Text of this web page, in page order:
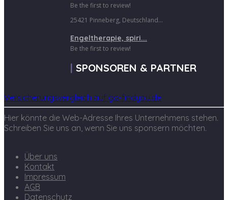
Be the first to review!
25421 Pinneberg, Deutschland...
Engeltherapie, spiri...
Be the first to review!
SPONSOREN & PARTNER
Versicherungsvergleich auf go-findyou.de
Hier könnte die Web-Adresse Ihres Unternehmens stehen.
Schreiben Sie uns an, wenn Sie uns sponsern möchten.
Über uns
Kontakt
Impressum
AGB
Datenschutz